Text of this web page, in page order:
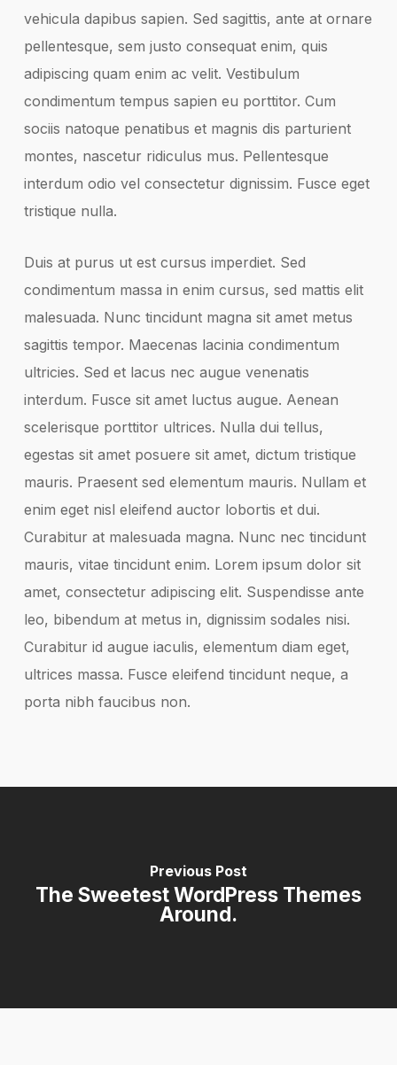
vehicula dapibus sapien. Sed sagittis, ante at ornare
pellentesque, sem justo consequat enim, quis
adipiscing quam enim ac velit. Vestibulum
condimentum tempus sapien eu porttitor. Cum
sociis natoque penatibus et magnis dis parturient
montes, nascetur ridiculus mus. Pellentesque
interdum odio vel consectetur dignissim. Fusce eget
tristique nulla.
Duis at purus ut est cursus imperdiet. Sed
condimentum massa in enim cursus, sed mattis elit
malesuada. Nunc tincidunt magna sit amet metus
sagittis tempor. Maecenas lacinia condimentum
ultricies. Sed et lacus nec augue venenatis
interdum. Fusce sit amet luctus augue. Aenean
scelerisque porttitor ultrices. Nulla dui tellus,
egestas sit amet posuere sit amet, dictum tristique
mauris. Praesent sed elementum mauris. Nullam et
enim eget nisl eleifend auctor lobortis et dui.
Curabitur at malesuada magna. Nunc nec tincidunt
mauris, vitae tincidunt enim. Lorem ipsum dolor sit
amet, consectetur adipiscing elit. Suspendisse ante
leo, bibendum at metus in, dignissim sodales nisi.
Curabitur id augue iaculis, elementum diam eget,
ultrices massa. Fusce eleifend tincidunt neque, a
porta nibh faucibus non.
Previous Post
The Sweetest WordPress Themes
Around.